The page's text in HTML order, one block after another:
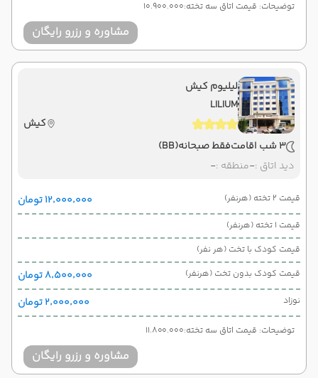
توضیحات: قیمت اتاق سه تخته:10.900.000
مشاوره و رزرو رایگان
لیلیوم کیش
LILIUM
کیش
3 شب اقامت
فقط صبحانه(BB)
دید اتاق :-منطقه :-
قیمت 2 تخته (هرنفر) ۱۲٬۰۰۰٬۰۰۰ تومان
قیمت 1 تخته (هرنفر)
قیمت کودک با تخت (هر نفر)
قیمت کودک بدون تخت (هرنفر)
۸٬۵۰۰٬۰۰۰ تومان
نوزاد ۲٬۰۰۰٬۰۰۰ تومان
توضیحات: قیمت اتاق سه تخته:11.800.000
مشاوره و رزرو رایگان